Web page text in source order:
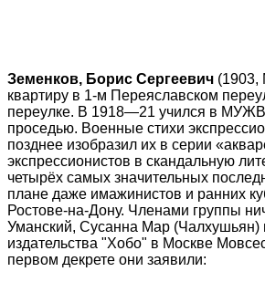
Земенков, Борис Сергеевич (1903,
квартиру в 1-м Переяславском
переулке. В 1918—21 учился в
проседью. Военные стихи
позднее изобразил их в серии
экспрессионистов в скандальную
четырёх самых значительных
плане даже имажинистов и ранних
Ростове-на-Дону. Членами группы
Уманский, Сусанна Мар (Чалхушьян)
издательства "Хобо" в Москве
первом декрете они заявили: